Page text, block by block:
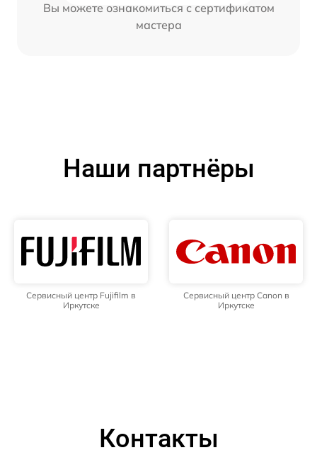
Вы можете ознакомиться с сертификатом
мастера
Наши партнёры
Сервисный центр Fujifilm в
Иркутске
Сервисный центр Canon в
Иркутске
Контакты